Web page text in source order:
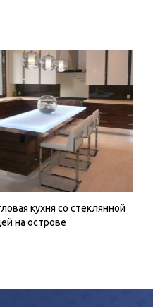
кухня со стеклянной
на острове